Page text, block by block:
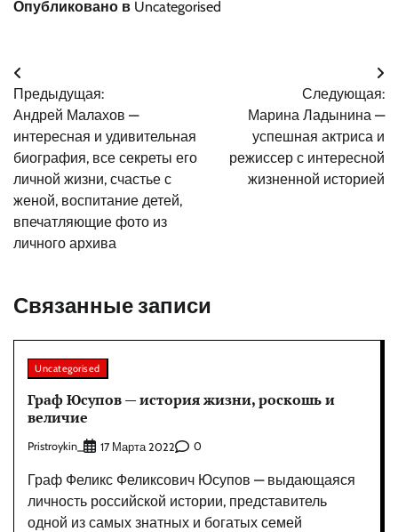
Опубликовано в Uncategorised
Навигация
по
записям
Предыдущая:
Андрей Малахов —
интересная и удивительная
биография, все секреты его
личной жизни, счастье с
женой, воспитание детей,
впечатляющие фото из
личного архива
Следующая:
Марина Ладынина —
успешная актриса и
режиссер с интересной
жизненной историей
Связанные записи
Uncategorised
Граф Юсупов — история жизни, роскошь и
величие
Pristroykin_ 17 Марта 2022 0
Граф Феликс Феликсович Юсупов — выдающаяся
личность российской истории, представитель
одной из самых знатных и богатых семей